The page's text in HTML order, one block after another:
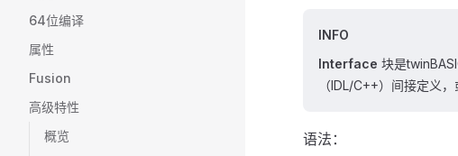
64位编译
属性
Fusion
高级特性
概览
INFO
Interface 块是
（IDL/C++）间接定义
语法：